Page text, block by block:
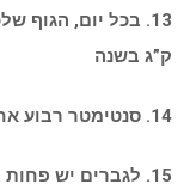
ק”ג בשנה
14. סנטימטר רבוע אחד של עור מכיל 100 חיישני כאב
15. לגברים יש פחות בלוטות טעם על הלשון מאשר לנשים